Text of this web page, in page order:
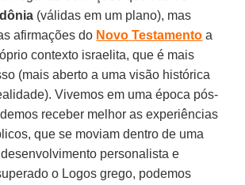
(válidas em um plano), mas
afirmações do Novo Testamento a
contexto israelita, que é mais
(mais aberto a uma visão histórica
Vivemos em uma época pós-
receber melhor as experiências
que se moviam dentro de uma
personalista e
o Logos grego, podemos